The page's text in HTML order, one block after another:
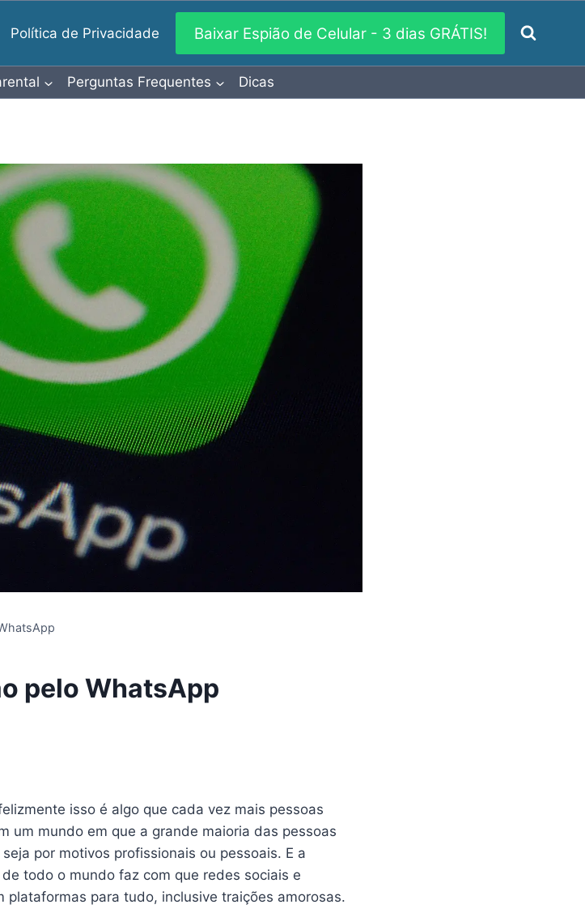
Política de Privacidade Baixar Espião de Celular - 3 dias GRÁTIS!
Perguntas Frequentes Dicas
pelo WhatsApp
isso é algo que cada vez mais pessoas
um mundo em que a grande maioria das pessoas
por motivos profissionais ou pessoais. E a
todo o mundo faz com que redes sociais e
para tudo, inclusive traições amorosas.